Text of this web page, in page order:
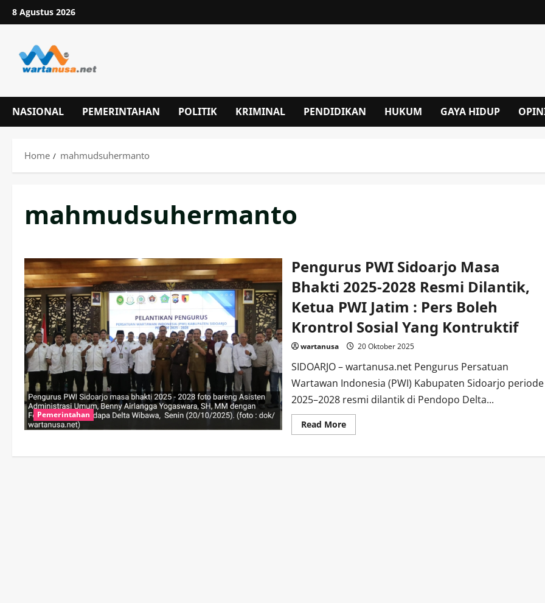
Skip
to
8 Agustus 2026
NASIONAL PEMERINTAHAN POLITIK KRIMINAL PENDIDIKAN HUKUM GAYA HIDUP
Home mahmudsuhermanto
mahmudsuhermanto
Pemerintahan
Pengurus PWI Sidoarjo Masa
Bhakti 2025-2028 Resmi Dilantik,
Ketua PWI Jatim : Pers Boleh
Krontrol Sosial Yang Kontruktif
wartanusa 20 Oktober 2025
SIDOARJO – wartanusa.net Pengurus Persatuan
Wartawan Indonesia (PWI) Kabupaten Sidoarjo periode
2025–2028 resmi dilantik di Pendopo Delta...
Read MoreRead
more
PWI